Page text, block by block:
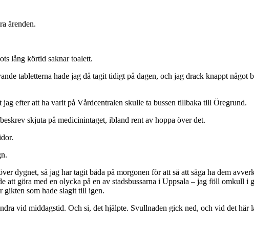
ärenden.
lång körtid saknar toalett.
tabletterna hade jag då tagit tidigt på dagen, och jag drack knappt
efter att ha varit på Vårdcentralen skulle ta bussen tillbaka till Öregrund.
skjuta på medicinintaget, ibland rent av hoppa över det.
dygnet, så jag har tagit båda på morgonen för att så att säga ha dem
göra med en olycka på en av stadsbussarna i Uppsala – jag föll omkull i
gikten som hade slagit till igen.
vid middagstid. Och si, det hjälpte. Svullnaden gick ned, och vid det här